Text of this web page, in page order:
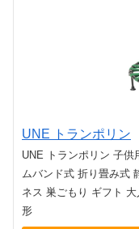
UNE トランポリン
UNE トランポリン 子
ムバンド式 折り畳み式
ネス 巣ごもり ギフト
形